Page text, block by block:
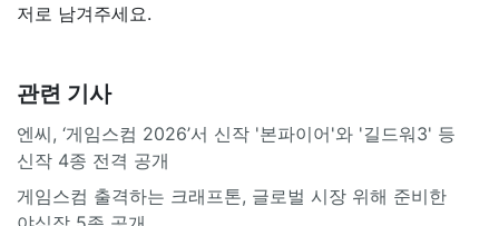
저로 남겨주세요.
관련 기사
엔씨, ‘게임스컴 2026’서 신작 '본파이어'와 '길드워3' 등
신작 4종 전격 공개
게임스컴 출격하는 크래프톤, 글로벌 시장 위해 준비한